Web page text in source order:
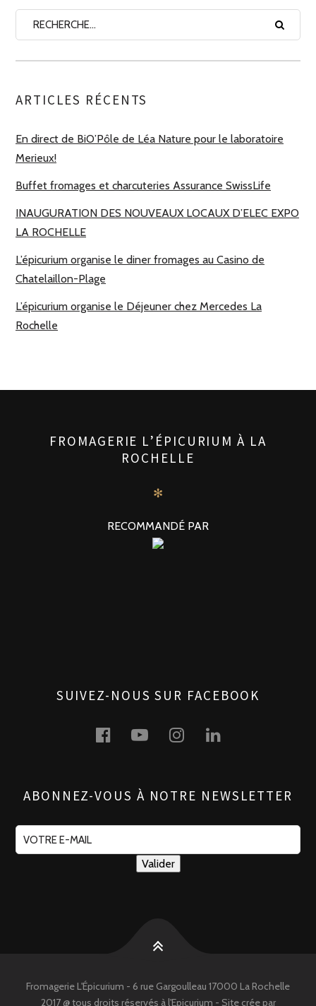
ARTICLES RÉCENTS
En direct de BiO’Pôle de Léa Nature pour le laboratoire
Merieux!
Buffet fromages et charcuteries Assurance SwissLife
INAUGURATION DES NOUVEAUX LOCAUX D’ELEC EXPO
LA ROCHELLE
L’épicurium organise le diner fromages au Casino de
Chatelaillon-Plage
L’épicurium organise le Déjeuner chez Mercedes La
Rochelle
FROMAGERIE L’ÉPICURIUM À LA
ROCHELLE
✻
RECOMMANDÉ PAR
SUIVEZ-NOUS SUR FACEBOOK
Facebook
YoutubeInstagramLinkedin
ABONNEZ-VOUS À NOTRE NEWSLETTER
Fromagerie L'Épicurium - 6 rue Gargoulleau 17000 La Rochelle
2017 @ tous droits réservés à l'Epicurium - Site crée par